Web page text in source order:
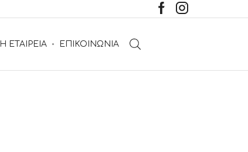
Η ΕΤΑΙΡΕΙΑ ΕΠΙΚΟΙΝΩΝΙΑ